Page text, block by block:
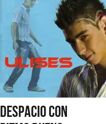
DESPACIO CON